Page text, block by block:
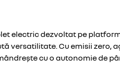
electric dezvoltat pe
versatilitate. Cu emisii zero,
cu o autonomie de